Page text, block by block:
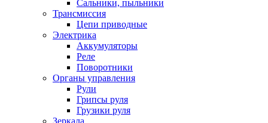
Сальники, пыльники
Трансмиссия
Цепи приводные
Электрика
Аккумуляторы
Реле
Поворотники
Органы управления
Рули
Грипсы руля
Грузики руля
Зеркала